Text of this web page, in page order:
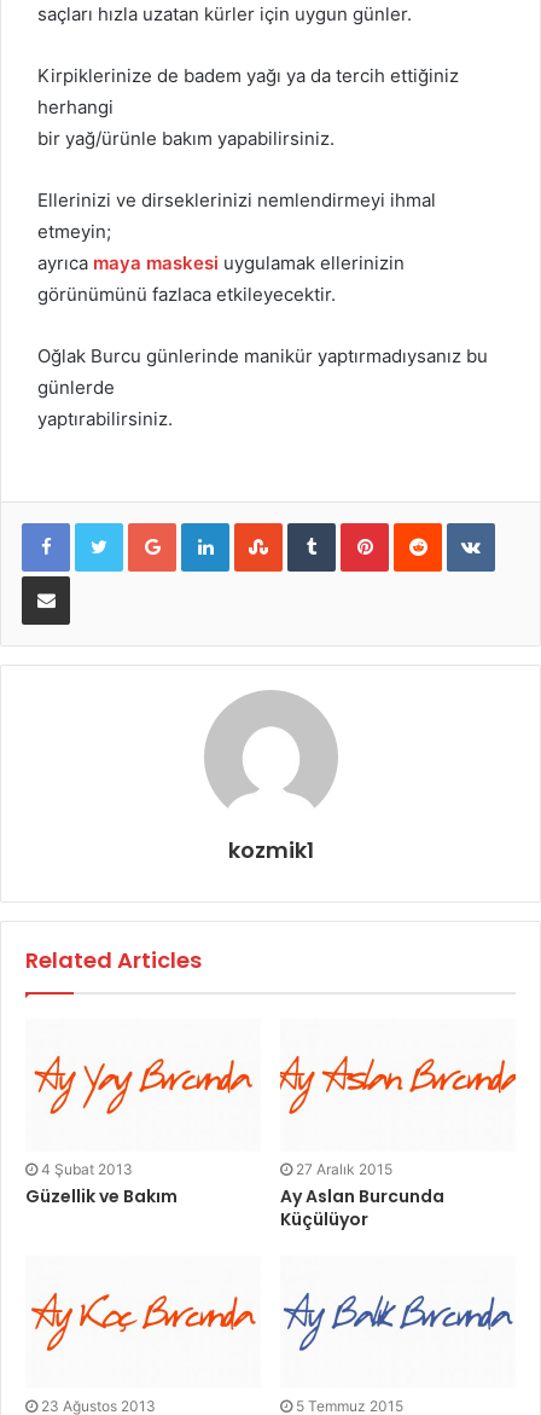
saçları hızla uzatan kürler için uygun günler.
Kirpiklerinize de badem yağı ya da tercih ettiğiniz
herhangi
bir yağ/ürünle bakım yapabilirsiniz.
Ellerinizi ve dirseklerinizi nemlendirmeyi ihmal
etmeyin;
ayrıca maya maskesi uygulamak ellerinizin
görünümünü fazlaca etkileyecektir.
Oğlak Burcu günlerinde manikür yaptırmadıysanız bu
günlerde
yaptırabilirsiniz.
Google+LinkedInStumbleUpon
TumblrPinterestReddit
E-Posta ile paylaş
kozmik1
Related Articles
4 Şubat 2013
Güzellik ve Bakım
27 Aralık 2015
Ay Aslan Burcunda
Küçülüyor
23 Ağustos 2013 5 Temmuz 2015